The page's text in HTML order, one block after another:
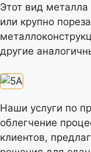
Этот вид
или крупно
другие
Наши услуги по
облегчение
клиентов,